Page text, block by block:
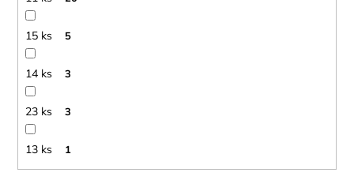
15 ks 5
14 ks 3
23 ks 3
13 ks 1